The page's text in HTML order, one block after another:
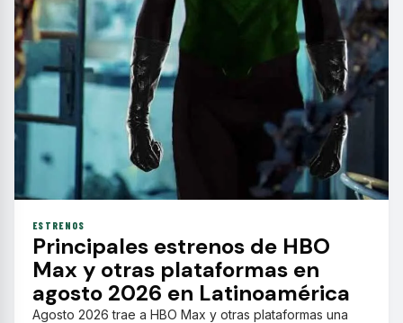
ESTRENOS
Principales estrenos de HBO
Max y otras plataformas en
agosto 2026 en Latinoamérica
Agosto 2026 trae a HBO Max y otras plataformas una